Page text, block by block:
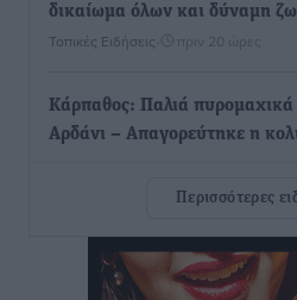
δικαίωμα όλων και δύναμη
Τοπικές Ειδήσεις πριν 20 ώρες
Κάρπαθος: Παλιά πυρομαχικά
Αρδάνι – Απαγορεύτηκε η
εφησυχασμού» – Σε πλήρη
• πριν 21 ώρες
Περισσότερες